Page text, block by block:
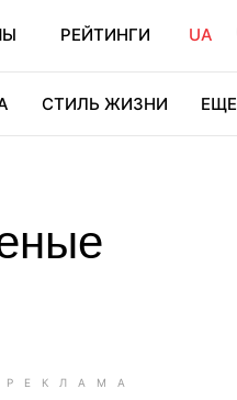
РЕЙТИНГИ UA
СТИЛЬ ЖИЗНИ ЕЩЕ